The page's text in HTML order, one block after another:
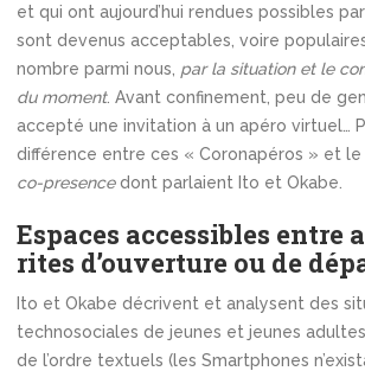
et qui ont aujourd’hui rendues possibles
sont devenus acceptables, voire
nombre parmi nous, par la situation et le
du moment. Avant confinement, peu de
accepté une invitation à un apéro virtuel…
différence entre ces « Coronapéros » et le
co-presencedont parlaient Ito et Okabe.
Espaces accessibles entre
rites d’ouverture ou de
Ito et Okabe décrivent et analysent des
technosociales de jeunes et jeunes
de l’ordre textuels (les Smartphones